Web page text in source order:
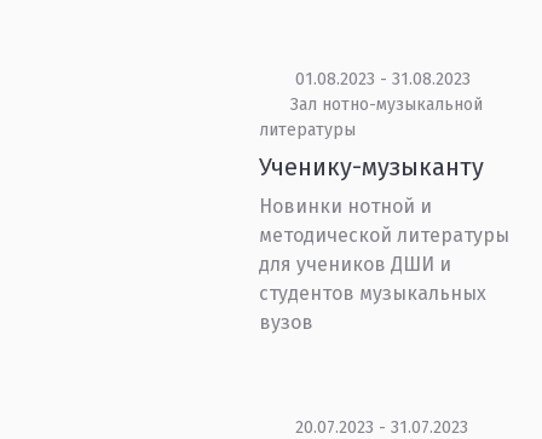
01.08.2023 - 31.08.2023
Зал нотно-музыкальной
литературы
Ученику-музыканту
Новинки нотной и
методической литературы
для учеников ДШИ и
студентов музыкальных
вузов
20.07.2023 - 31.07.2023